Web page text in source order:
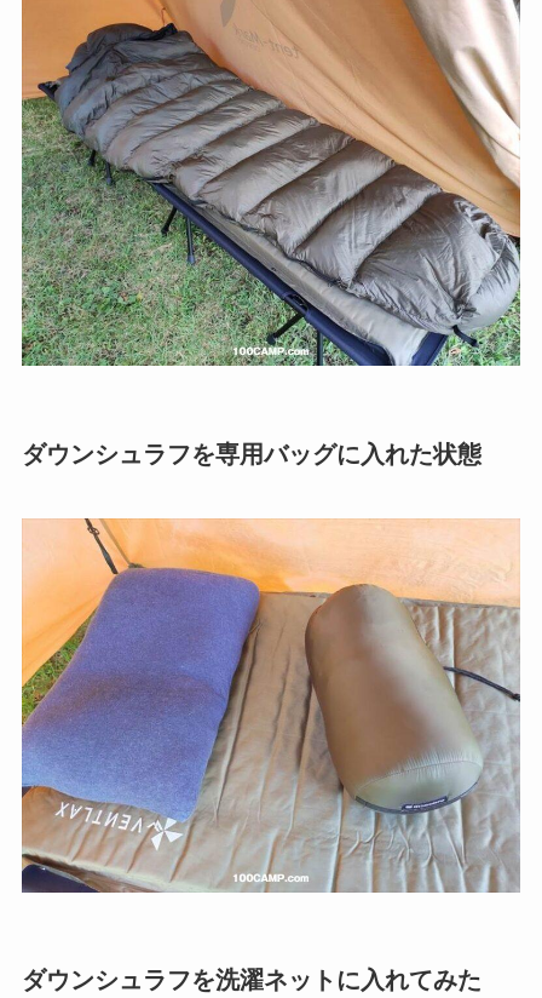
ダウンシュラフを専用バッグに入れた状態
ダウンシュラフを洗濯ネットに入れてみた